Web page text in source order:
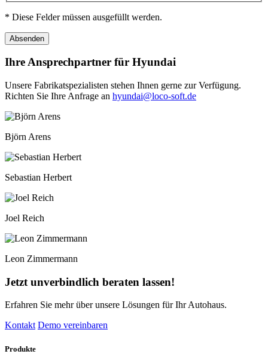
* Diese Felder müssen ausgefüllt werden.
Absenden
Ihre Ansprechpartner für Hyundai
Unsere Fabrikatspezialisten stehen Ihnen gerne zur Verfügung.
Richten Sie Ihre Anfrage an hyundai@loco-soft.de
Björn Arens
Sebastian Herbert
Joel Reich
Leon Zimmermann
Jetzt unverbindlich beraten lassen!
Erfahren Sie mehr über unsere Lösungen für Ihr Autohaus.
Kontakt Demo vereinbaren
Produkte